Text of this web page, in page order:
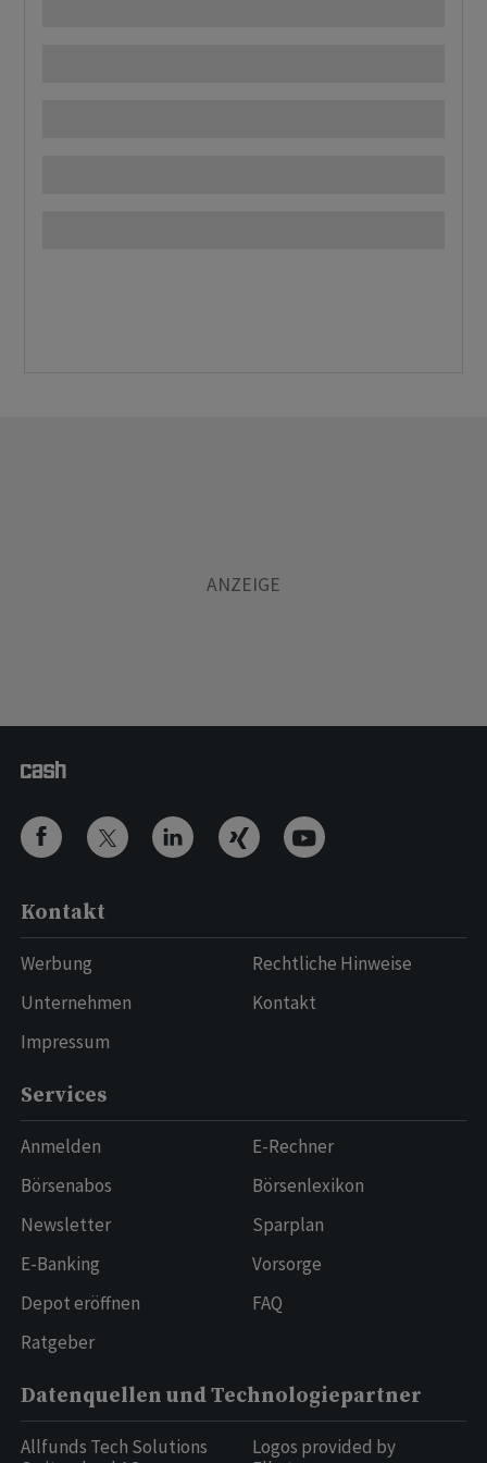
Kontakt
Werbung
Unternehmen
Impressum
Rechtliche Hinweise
Kontakt
Services
Anmelden
Börsenabos
Newsletter
E-Banking
Depot eröffnen
Ratgeber
E-Rechner
Börsenlexikon
Sparplan
Vorsorge
FAQ
Datenquellen und Technologiepartner
Allfunds Tech Solutions
Logos provided by